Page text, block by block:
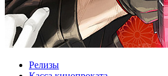
Релизы